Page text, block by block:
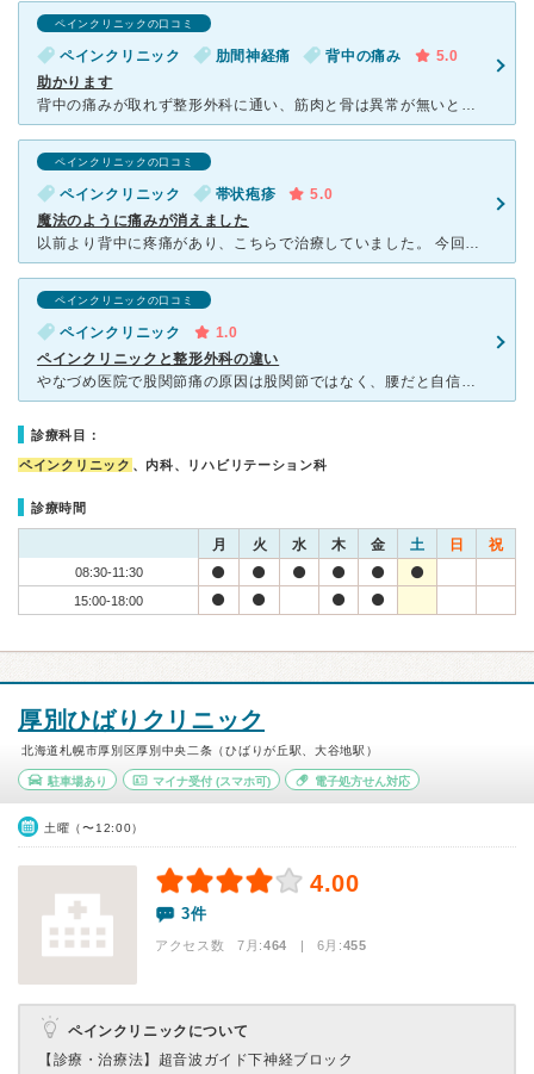
ペインクリニックの口コミ
ペインクリニック 肋間神経痛 背中の痛み
5.0
助かります
背中の痛みが取れず整形外科に通い、筋肉と骨は異常が無いと診断されてとりあえず投薬で様子を見てと言われ途方に暮れていました。 年末近かったのでせめて年内に治療の方向性だけでもはっきりさせたく、こちらの
ペインクリニックの口コミ
ペインクリニック 帯状疱疹
5.0
魔法のように痛みが消えました
以前より背中に疼痛があり、こちらで治療していました。 今回、お腹(臍の左側)に鈍痛があり、他の病院では原因不明と言われ、こちらの先生に相談したところ、すぐに帯状疱疹と診断され、点滴を受けました。
ペインクリニックの口コミ
ペインクリニック
1.0
ペインクリニックと整形外科の違い
やなづめ医院で股関節痛の原因は股関節ではなく、腰だと自信満々に注射、薬の処方され、よくならなかった。別の整形外科で再度症状を相談したところ、腰の神経が原因であれば股関節だけではなく下肢にもしびれなどあ
診療科目：
ペインクリニック 、内科、リハビリテーション科
診療時間
月 火 水 木 金 土 日 祝
08:30-11:30
15:00-18:00
厚別ひばりクリニック
北海道札幌市厚別区厚別中央二条（ひばりが丘駅、大谷地駅）
駐車場あり マイナ受付(スマホ可) 電子処方せん対応
土曜（〜12:00）
4.00
3件
アクセス数 7月:464 | 6月:455
ペインクリニックについて
【診療・治療法】 超音波ガイド下神経ブロック